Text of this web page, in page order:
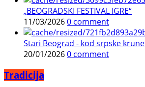
„BEOGRADSKI FESTIVAL IGRE“
11/03/20260 comment
Stari Beograd - kod srpske krune
20/01/20260 comment
Tradicija